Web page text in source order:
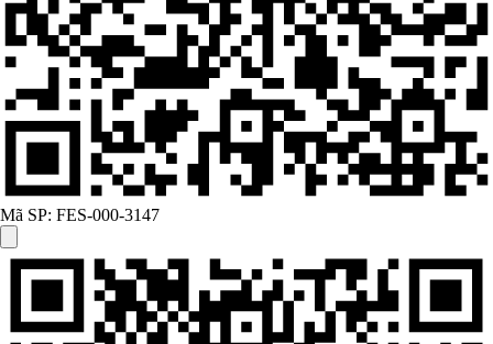
Mã SP: FES-000-3147